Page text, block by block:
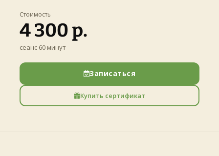
Стоимость
4 300 р.
сеанс 60 минут
Записаться
Купить сертификат